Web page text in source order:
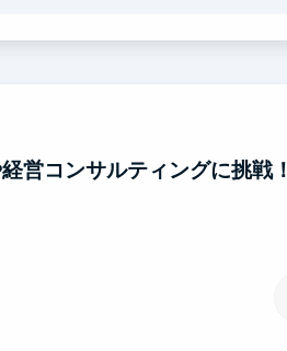
を受けることができます。
しています。
営コンサルティングに挑戦！